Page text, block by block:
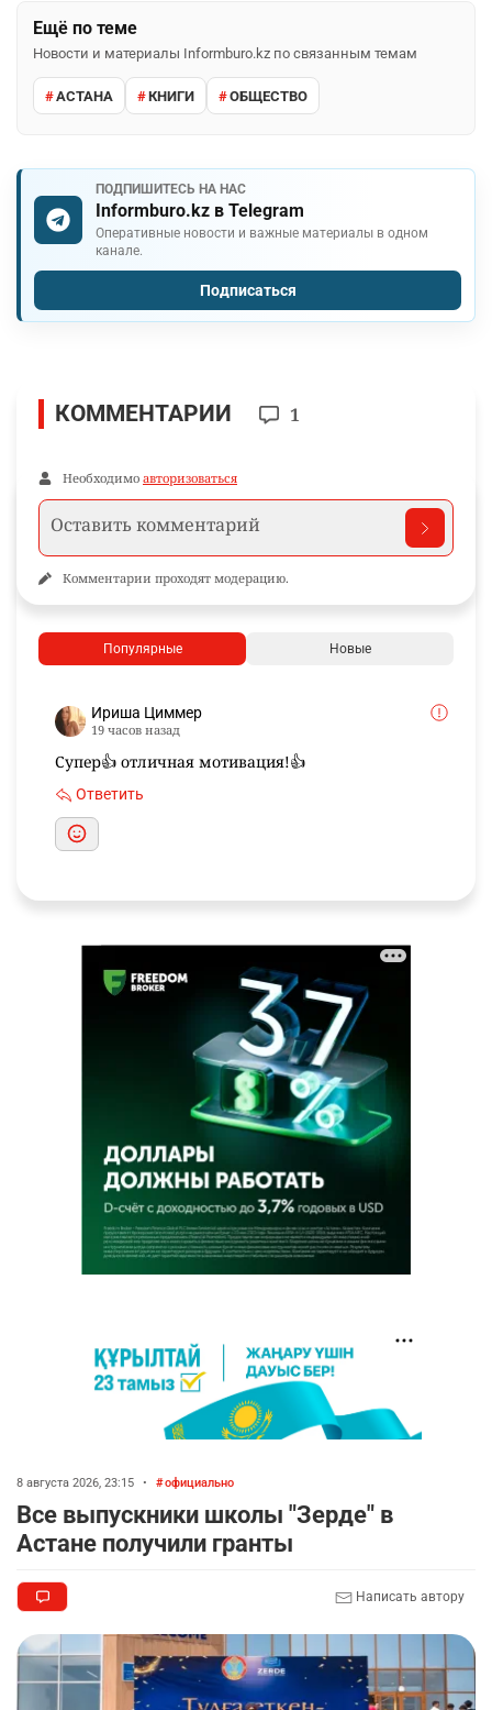
Ещё по теме
Новости и материалы Informburo.kz по связанным темам
АСТАНА КНИГИ ОБЩЕСТВО
ПОДПИШИТЕСЬ НА НАС
Informburo.kz в Telegram
Оперативные новости и важные материалы в одном
канале.
Подписаться
КОММЕНТАРИИ 1
Необходимо авторизоваться
Комментарии проходят модерацию.
Популярные Новые
Ириша Циммер
19 часов назад
Супер👍 отличная мотивация!👍
Ответить
8 августа 2026, 23:15 • официально
Все выпускники школы "Зерде" в
Астане получили гранты
Написать автору